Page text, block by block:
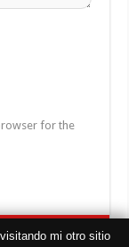
for the
mi otro sitio